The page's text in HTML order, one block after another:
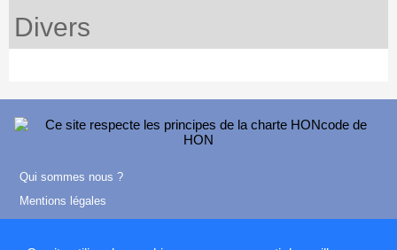
Divers
Qui sommes nous ?
Mentions légales